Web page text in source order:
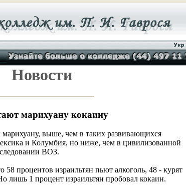
Новости
марихуану кокаину
выше, чем в таких развивающихся
и Колумбия, но ниже, чем в цивилизованной
ВОЗ.
58 процентов израильтян пьют алкоголь, 48 - курят
лишь 1 процент израильтян пробовал кокаин.